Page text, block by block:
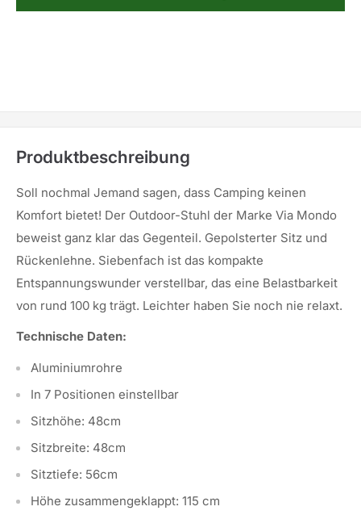
Produktbeschreibung
Soll nochmal Jemand sagen, dass Camping keinen
Komfort bietet! Der Outdoor-Stuhl der Marke Via Mondo
beweist ganz klar das Gegenteil. Gepolsterter Sitz und
Rückenlehne. Siebenfach ist das kompakte
Entspannungswunder verstellbar, das eine Belastbarkeit
von rund 100 kg trägt. Leichter haben Sie noch nie relaxt.
Technische Daten:
Aluminiumrohre
In 7 Positionen einstellbar
Sitzhöhe: 48cm
Sitzbreite: 48cm
Sitztiefe: 56cm
Höhe zusammengeklappt: 115 cm